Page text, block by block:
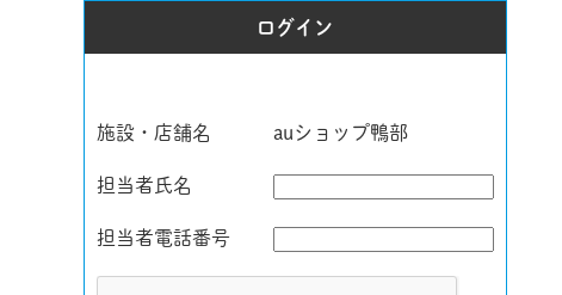
ログイン
施設・店舗名 auショップ鴨部
担当者氏名
担当者電話番号